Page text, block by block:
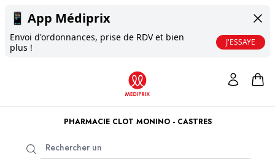
📱 App Médiprix
Envoi d'ordonnances, prise de RDV et bien
plus !
J'ESSAYE
PHARMACIE CLOT MONINO - CASTRES